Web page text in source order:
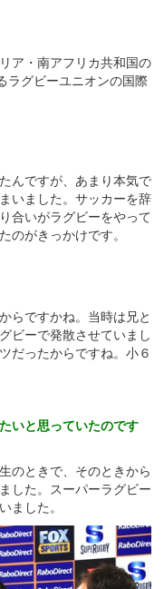
ア・南アフリカ共和国の
ラグビーユニオンの国際
んですが、あまり本気で
いました。サッカーを辞
合いがラグビーをやって
のがきっかけです。
らですかね。当時は兄と
ビーで発散させていまし
だったからですね。小６
いと思っていたのです
のときで、そのときから
した。スーパーラグビー
ました。